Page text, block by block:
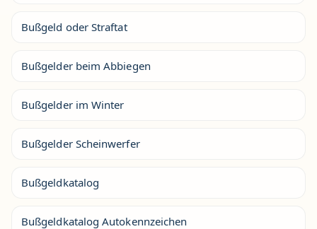
Bußgeld oder Straftat
Bußgelder beim Abbiegen
Bußgelder im Winter
Bußgelder Scheinwerfer
Bußgeldkatalog
Bußgeldkatalog Autokennzeichen